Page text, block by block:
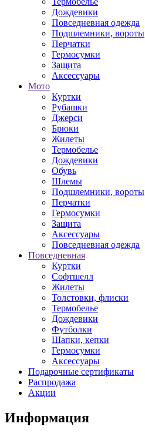
Дождевики
Повседневная одежда
Подшлемники, вороты
Перчатки
Гермосумки
Защита
Аксессуары
Мото
Куртки
Рубашки
Джерси
Брюки
Жилеты
Термобелье
Дождевики
Обувь
Шлемы
Подшлемники, вороты
Перчатки
Гермосумки
Защита
Аксессуары
Повседневная одежда
Повседневная
Куртки
Софтшелл
Жилеты
Толстовки, флиски
Термобелье
Дождевики
Футболки
Шапки, кепки
Гермосумки
Аксессуары
Подарочные сертификаты
Распродажа
Акции
Информация